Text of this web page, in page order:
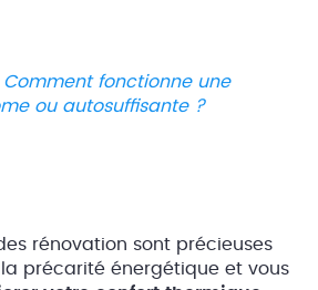
Comment fonctionne une
ou autosuffisante ?
rénovation sont précieuses
précarité énergétique et vous